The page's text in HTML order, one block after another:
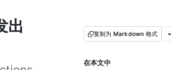
出
复制为 Markdown 格式
在本文中